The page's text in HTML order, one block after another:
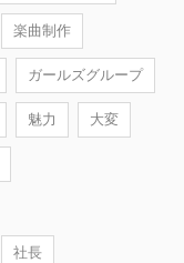
楽曲制作
ガールズグループ
魅力 大変
社長